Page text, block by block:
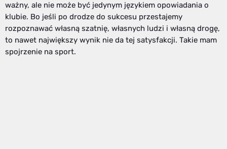
ważny, ale nie może być jedynym językiem opowiadania o
klubie. Bo jeśli po drodze do sukcesu przestajemy
rozpoznawać własną szatnię, własnych ludzi i własną drogę,
to nawet największy wynik nie da tej satysfakcji. Takie mam
spojrzenie na sport.